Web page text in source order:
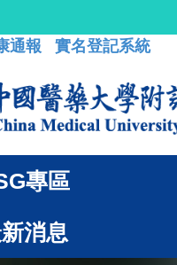
通報
實名登記系統
專區
消息